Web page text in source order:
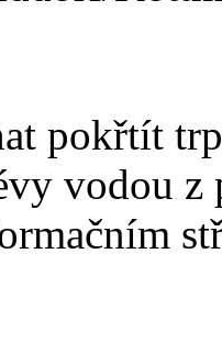
pokřtít
vodou z